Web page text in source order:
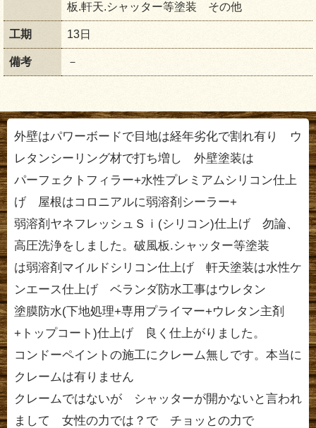
板.軒天.シャッター等塗装 その他
工期 13日
備考 －
外壁はパワーボードで目地は経年劣化で割れ有り ウ
レタンシーリング材で打ち増し 外壁塗装は
パーフェクトフィラー+水性プレミアムシリコン仕上
げ 屋根はコロニアルに弱溶剤シーラー+
弱溶剤ヤネフレッシュＳｉ(シリコン)仕上げ 勿論、
高圧洗浄をしました。破風板.シャッター等塗装
は弱溶剤マイルドシリコン仕上げ 軒天塗装は水性ケ
ンエース仕上げ ベランダ防水工事はウレタン
塗膜防水(下地処理+専用プライマー+ウレタン主剤
+トップコート)仕上げ 良く仕上がりました。
コンドーペイントの施工にクレーム無しです。本当に
クレームは有りません
クレームではないが シャッターが開かないと言われ
まして 女性の力では？で チョッとの力で